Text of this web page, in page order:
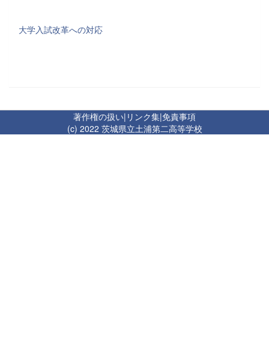
大学入試改革への対応
著作権の扱い| リンク集|免責事項
(c) 2022 茨城県立土浦第二高等学校